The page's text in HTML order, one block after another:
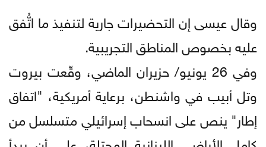
وقال عيسى إن التحضيرات جارية لتنفيذ ما اتُّفق
عليه بخصوص المناطق التجريبية.
وفي 26 يونيو/ حزيران الماضي، وقّعت بيروت
وتل أبيب في واشنطن، برعاية أمريكية، "اتفاق
إطار" ينص على انسحاب إسرائيلي متسلسل من